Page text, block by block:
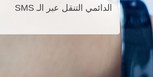
الدائمي التنقل عبر الـ SMS